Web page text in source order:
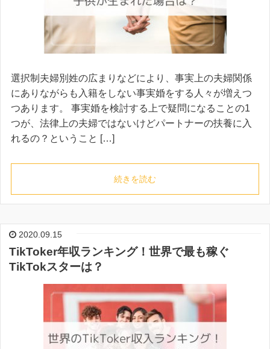
選択制夫婦別姓の広まりなどにより、事実上の夫婦関係
にありながらも入籍をしない事実婚をする人々が増えつ
つあります。 事実婚を検討する上で疑問になることの1
つが、法律上の夫婦ではないけどパートナーの扶養に入
れるの？ということ […]
続きを読む
2020.09.15
TikToker年収ランキング！世界で最も稼ぐ
TikTokスターは？